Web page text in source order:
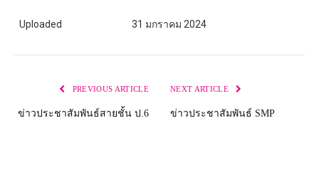
Uploaded 31 มกราคม 2024
PREVIOUS ARTICLE
ข่าวประชาสัมพันธ์สายชั้น ป.6
NEXT ARTICLE
ข่าวประชาสัมพันธ์ SMP